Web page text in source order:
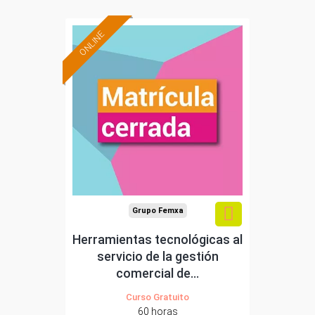
ONLINE
Grupo Femxa
Herramientas tecnológicas al
servicio de la gestión
comercial de...
Curso Gratuito
60 horas